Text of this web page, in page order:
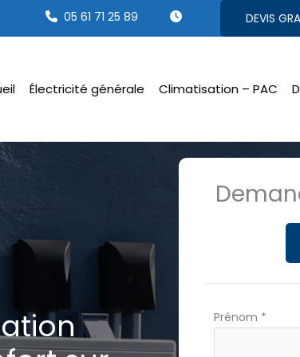
05 61 71 25 89 DEVIS
Électricité générale Climatisation – PAC
Formulaire
Prénom *